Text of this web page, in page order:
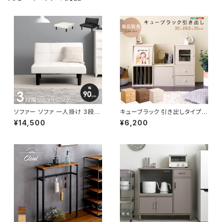
ソファー ソファ 一人掛け 3段階
リクライニング ローソファー 一
人暮らし 新生活 幅90
¥14,500
キューブラック 引き出しタイプ
多目的ラック ラック ボックス カ
ラーボックス マルチラック 組合
¥6,200